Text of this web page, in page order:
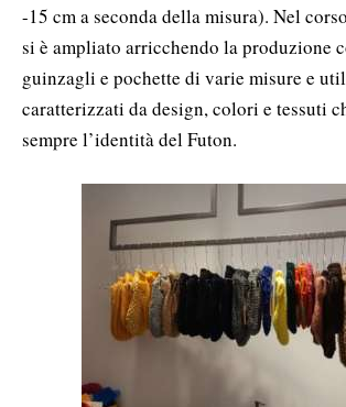
-15 cm a seconda della misura). Nel
si è ampliato arricchendo la produzione
guinzagli e pochette di varie misure e
caratterizzati da design, colori e tessuti
sempre l’identità del Futon.